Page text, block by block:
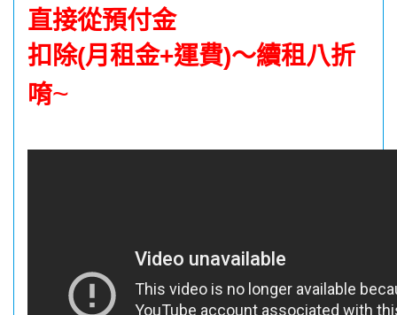
直接從預付金
扣除(月租金+運費)～續租八折
唷~